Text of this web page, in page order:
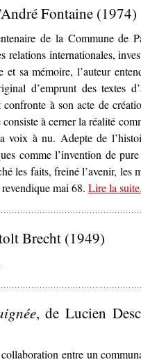
Fontaine (1974)
de la Commune de
relations internationales,
et sa mémoire, l’auteur
d’emprunt des textes
à son acte de
à cerner la réalité
à nu. Adepte de
comme l’invention de
les faits, freiné l’avenir, les
mai 68. Lire la suite.
Brecht (1949)
, de Lucien
entre un